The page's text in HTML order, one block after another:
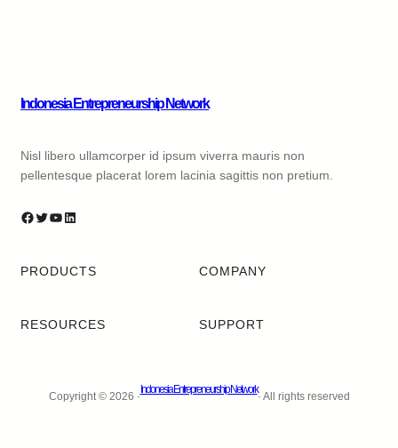
Indonesia Entrepreneurship Network
Nisl libero ullamcorper id ipsum viverra mauris non
pellentesque placerat lorem lacinia sagittis non pretium.
PRODUCTS COMPANY
RESOURCES SUPPORT
Copyright © 2026 ·
Indonesia Entrepreneurship Network
· All rights reserved